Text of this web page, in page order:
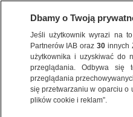
WARSZAWA
WOLA
Dbamy o Twoją
Jeśli użytkownik wyrazi na
Partnerów IAB oraz30 innych
użytkownika i uzyskiwać do
przeglądania. Odbywa się
przeglądania
się przetwarzaniu w oparciu o
plików cookie i reklam”.